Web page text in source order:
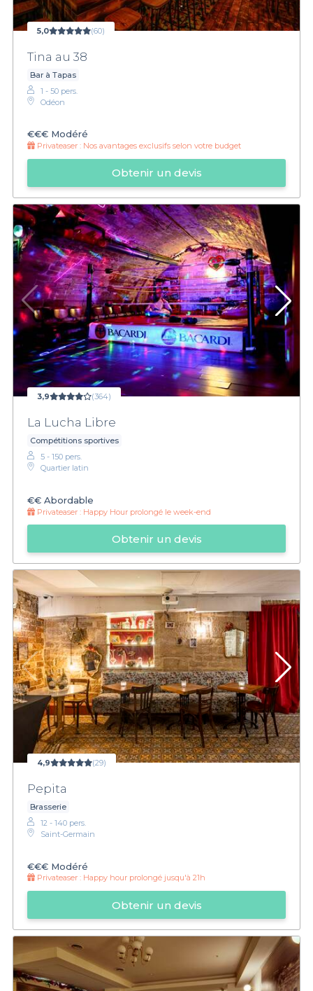
5,0 (60)
Tina au 38
Bar à Tapas
1 - 50 pers.
Odéon
€€€ Modéré
Privateaser : Nos avantages exclusifs selon votre budget
Obtenir un devis
3,9 (364)
La Lucha Libre
Compétitions sportives
5 - 150 pers.
Quartier latin
€€ Abordable
Privateaser : Happy Hour prolongé le week-end
Obtenir un devis
4,9 (29)
Pepita
Brasserie
12 - 140 pers.
Saint-Germain
€€€ Modéré
Privateaser : Happy hour prolongé jusqu'à 21h
Obtenir un devis